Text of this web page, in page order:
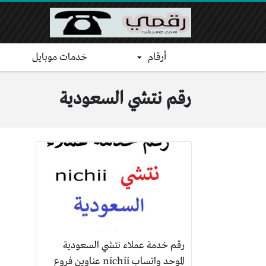
أرقام خدمات موبايل
رقم نتشي السعودية
رقم خدمة عملاء نتشي السعودية
الموحد واتساب nichii عناوين فروع